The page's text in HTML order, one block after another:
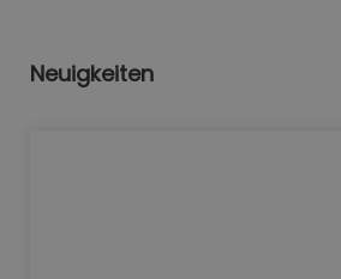
Neuigkeiten